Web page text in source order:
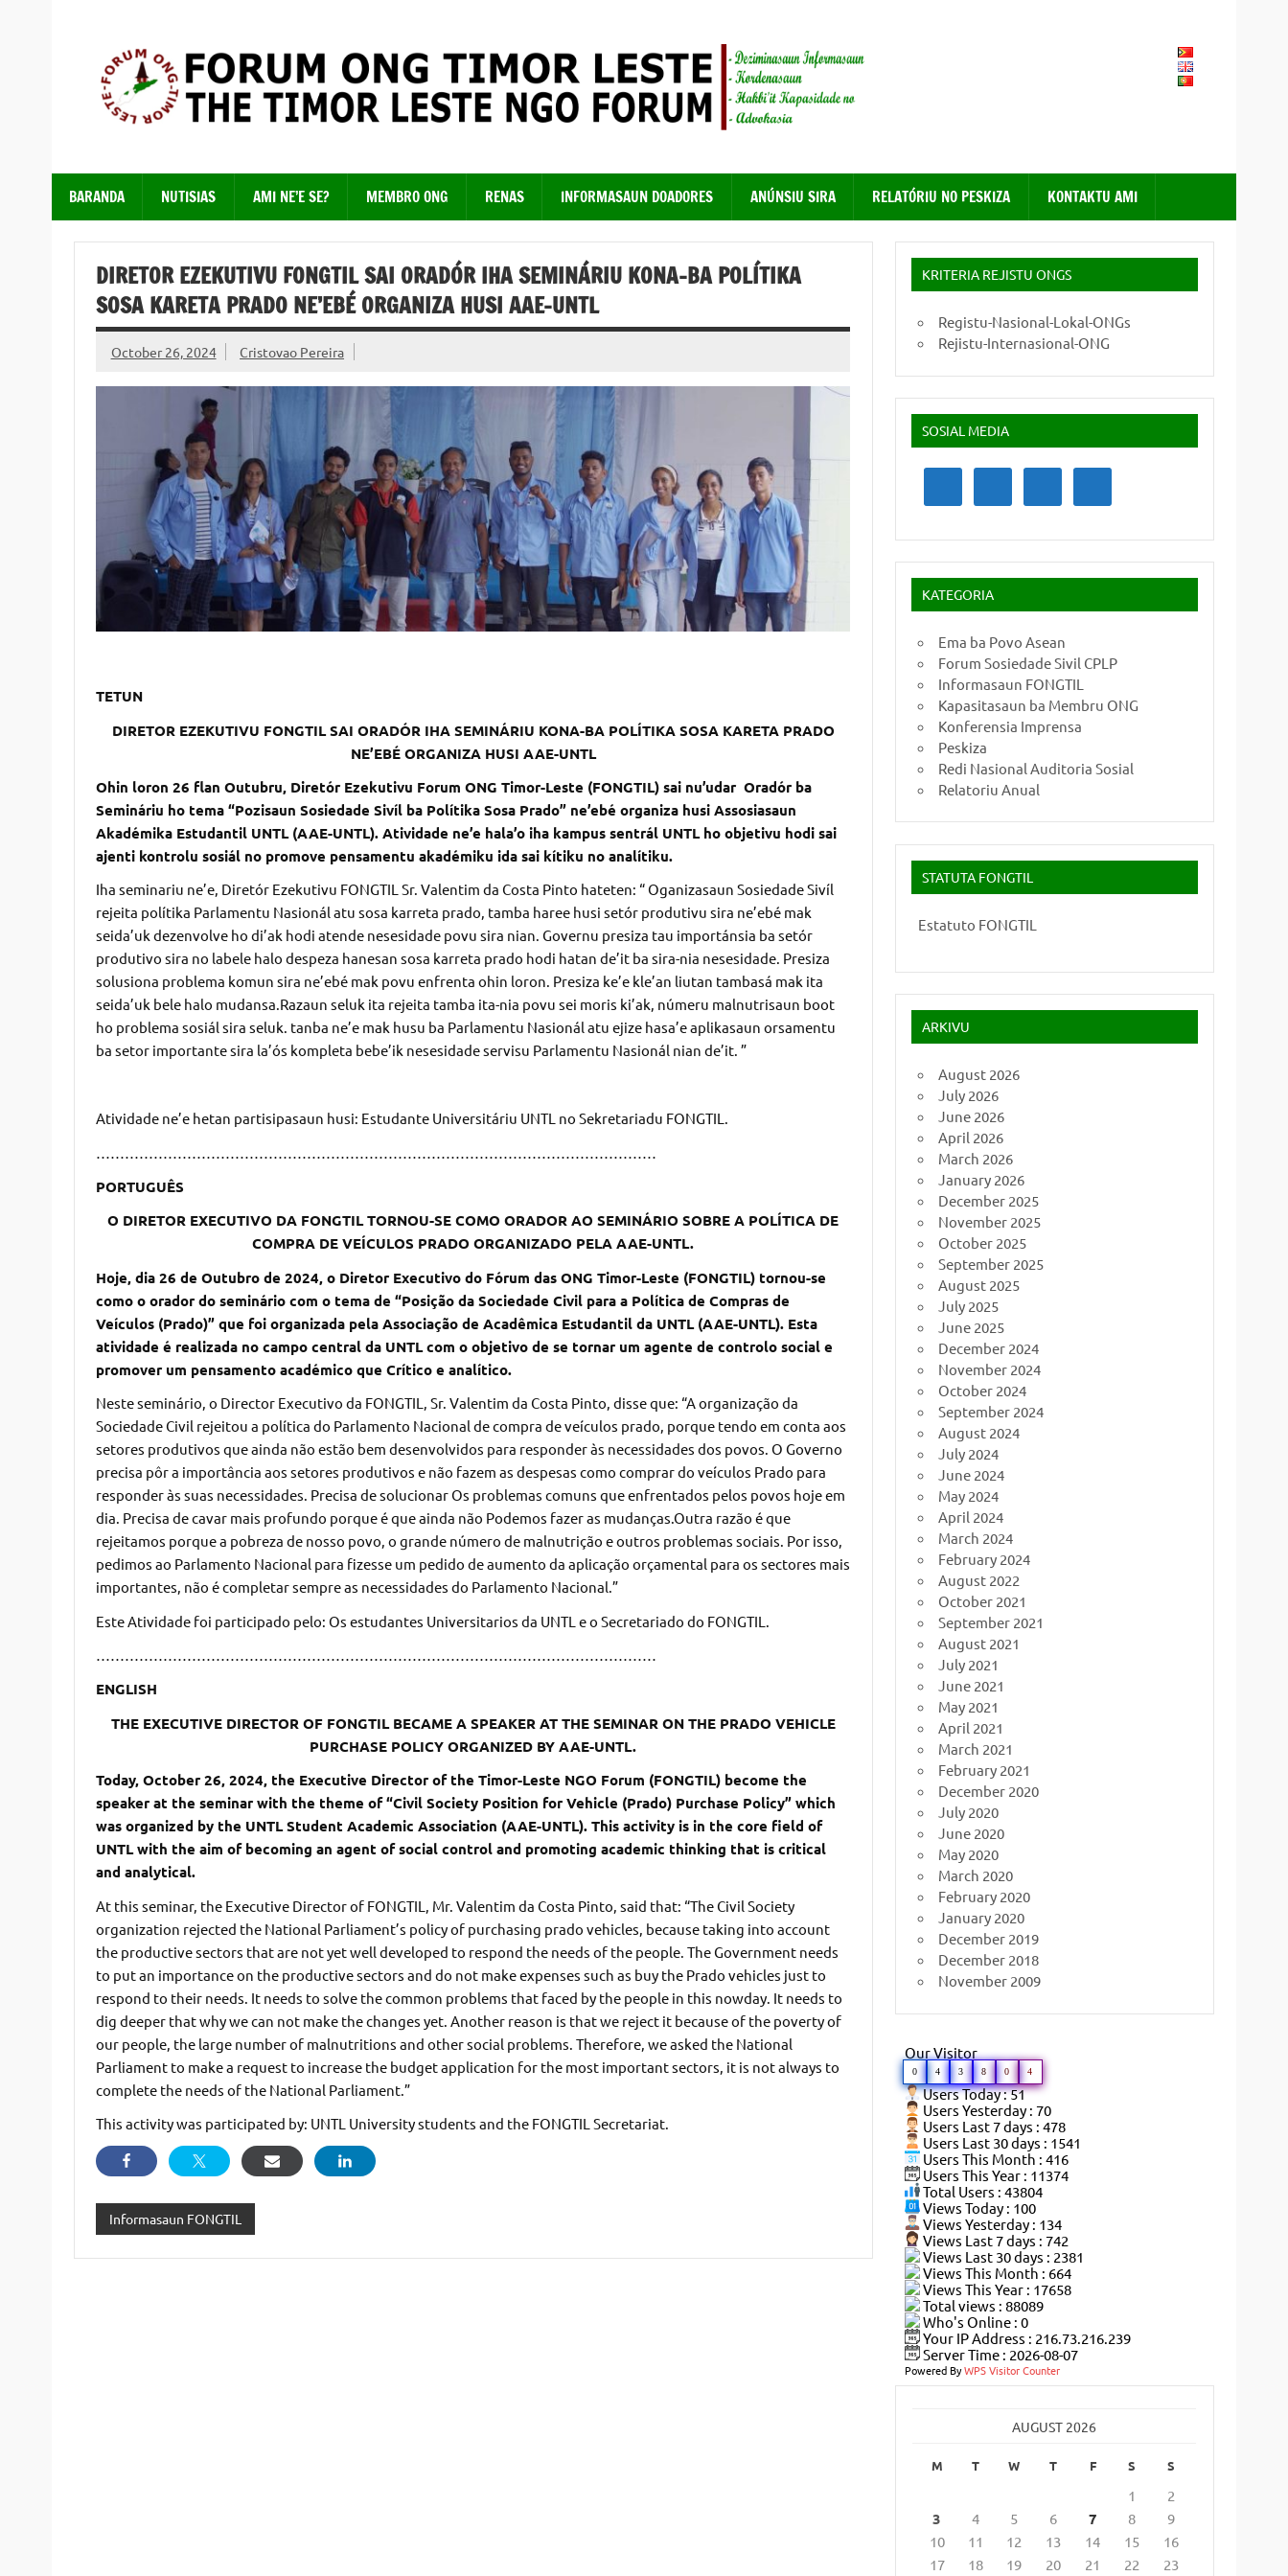
FONGTIL – Forum ONG
BARANDA NUTISIAS AMI NE’E SE? MEMBRO ONG RENAS INFORMASAUN DOADORES ANÚNSIU SIRA RELATÓRIU NO PESKIZA KONTAKTU AMI
DIRETOR EZEKUTIVU FONGTIL SAI ORADÓR IHA SEMINÁRIU KONA-BA POLÍTIKA
SOSA KARETA PRADO NE’EBÉ ORGANIZA HUSI AAE-UNTL
October 26, 2024 Cristovao Pereira
TETUN
DIRETOR EZEKUTIVU FONGTIL SAI ORADÓR IHA SEMINÁRIU KONA-BA POLÍTIKA SOSA KARETA PRADO
NE’EBÉ ORGANIZA HUSI AAE-UNTL
Ohin loron 26 flan Outubru, Diretór Ezekutivu Forum ONG Timor-Leste (FONGTIL) sai nu’udar Oradór ba
Semináriu ho tema “Pozisaun Sosiedade Sivíl ba Polítika Sosa Prado” ne’ebé organiza husi Assosiasaun
Akadémika Estudantil UNTL (AAE-UNTL). Atividade ne’e hala’o iha kampus sentrál UNTL ho objetivu hodi sai
ajenti kontrolu sosiál no promove pensamentu akadémiku ida sai kítiku no analítiku.
Iha seminariu ne’e, Diretór Ezekutivu FONGTIL Sr. Valentim da Costa Pinto hateten: “ Oganizasaun Sosiedade Sivíl
rejeita polítika Parlamentu Nasionál atu sosa karreta prado, tamba haree husi setór produtivu sira ne’ebé mak
seida’uk dezenvolve ho di’ak hodi atende nesesidade povu sira nian. Governu presiza tau importánsia ba setór
produtivo sira no labele halo despeza hanesan sosa karreta prado hodi hatan de’it ba sira-nia nesesidade. Presiza
solusiona problema komun sira ne’ebé mak povu enfrenta ohin loron. Presiza ke’e kle’an liutan tambasá mak ita
seida’uk bele halo mudansa.Razaun seluk ita rejeita tamba ita-nia povu sei moris ki’ak, númeru malnutrisaun boot
ho problema sosiál sira seluk. tanba ne’e mak husu ba Parlamentu Nasionál atu ejize hasa’e aplikasaun orsamentu
ba setor importante sira la’ós kompleta bebe’ik nesesidade servisu Parlamentu Nasionál nian de’it. ”
Atividade ne’e hetan partisipasaun husi: Estudante Universitáriu UNTL no Sekretariadu FONGTIL.
PORTUGUÊS
O DIRETOR EXECUTIVO DA FONGTIL TORNOU-SE COMO ORADOR AO SEMINÁRIO SOBRE A POLÍTICA DE
COMPRA DE VEÍCULOS PRADO ORGANIZADO PELA AAE-UNTL.
Hoje, dia 26 de Outubro de 2024, o Diretor Executivo do Fórum das ONG Timor-Leste (FONGTIL) tornou-se
como o orador do seminário com o tema de “Posição da Sociedade Civil para a Política de Compras de
Veículos (Prado)” que foi organizada pela Associação de Acadêmica Estudantil da UNTL (AAE-UNTL). Esta
atividade é realizada no campo central da UNTL com o objetivo de se tornar um agente de controlo social e
promover um pensamento académico que Crítico e analítico.
Neste seminário, o Director Executivo da FONGTIL, Sr. Valentim da Costa Pinto, disse que: “A organização da
Sociedade Civil rejeitou a política do Parlamento Nacional de compra de veículos prado, porque tendo em conta aos
setores produtivos que ainda não estão bem desenvolvidos para responder às necessidades dos povos. O Governo
precisa pôr a importância aos setores produtivos e não fazem as despesas como comprar do veículos Prado para
responder às suas necessidades. Precisa de solucionar Os problemas comuns que enfrentados pelos povos hoje em
dia. Precisa de cavar mais profundo porque é que ainda não Podemos fazer as mudanças.Outra razão é que
rejeitamos porque a pobreza de nosso povo, o grande número de malnutrição e outros problemas sociais. Por isso,
pedimos ao Parlamento Nacional para fizesse um pedido de aumento da aplicação orçamental para os sectores mais
importantes, não é completar sempre as necessidades do Parlamento Nacional.”
Este Atividade foi participado pelo: Os estudantes Universitarios da UNTL e o Secretariado do FONGTIL.
………………………………………………………………………………………………………
ENGLISH
THE EXECUTIVE DIRECTOR OF FONGTIL BECAME A SPEAKER AT THE SEMINAR ON THE PRADO VEHICLE
PURCHASE POLICY ORGANIZED BY AAE-UNTL.
Today, October 26, 2024, the Executive Director of the Timor-Leste NGO Forum (FONGTIL) become the
speaker at the seminar with the theme of “Civil Society Position for Vehicle (Prado) Purchase Policy” which
was organized by the UNTL Student Academic Association (AAE-UNTL). This activity is in the core field of
UNTL with the aim of becoming an agent of social control and promoting academic thinking that is critical
and analytical.
At this seminar, the Executive Director of FONGTIL, Mr. Valentim da Costa Pinto, said that: “The Civil Society
organization rejected the National Parliament’s policy of purchasing prado vehicles, because taking into account
the productive sectors that are not yet well developed to respond the needs of the people. The Government needs
to put an importance on the productive sectors and do not make expenses such as buy the Prado vehicles just to
respond to their needs. It needs to solve the common problems that faced by the people in this nowday. It needs to
dig deeper that why we can not make the changes yet. Another reason is that we reject it because of the poverty of
our people, the large number of malnutritions and other social problems. Therefore, we asked the National
Parliament to make a request to increase the budget application for the most important sectors, it is not always to
complete the needs of the National Parliament.”
This activity was participated by: UNTL University students and the FONGTIL Secretariat.
Informasaun FONGTIL
KRITERIA REJISTU ONGS
Registu-Nasional-Lokal-ONGs
Rejistu-Internasional-ONG
SOSIAL MEDIA
KATEGORIA
Ema ba Povo Asean
Forum Sosiedade Sivil CPLP
Informasaun FONGTIL
Kapasitasaun ba Membru ONG
Konferensia Imprensa
Peskiza
Redi Nasional Auditoria Sosial
Relatoriu Anual
STATUTA FONGTIL
Estatuto FONGTIL
ARKIVU
August 2026
July 2026
June 2026
April 2026
March 2026
January 2026
December 2025
November 2025
October 2025
September 2025
August 2025
July 2025
June 2025
December 2024
November 2024
October 2024
September 2024
August 2024
July 2024
June 2024
May 2024
April 2024
March 2024
February 2024
August 2022
October 2021
September 2021
August 2021
July 2021
June 2021
May 2021
April 2021
March 2021
February 2021
December 2020
July 2020
June 2020
May 2020
March 2020
February 2020
January 2020
December 2019
December 2018
November 2009
Our Visitor
0 4 3 8 0 4
Users Today : 51
Users Yesterday : 70
Users Last 7 days : 478
Users Last 30 days : 1541
Users This Month : 416
Users This Year : 11374
Total Users : 43804
Views Today : 100
Views Yesterday : 134
Views Last 7 days : 742
Views Last 30 days : 2381
Views This Month : 664
Views This Year : 17658
Total views : 88089
Who's Online : 0
Your IP Address : 216.73.216.239
Server Time : 2026-08-07
Powered ByWPS Visitor Counter
AUGUST 2026
M T W T F S S
1 2
3 4 5 6 7 8
9
10
11 12 13 14 15
16
17
18 19 20 21 22 23